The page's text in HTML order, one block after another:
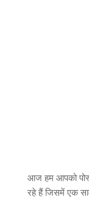
आज हम आपको
रहे हैं जिसमें एक